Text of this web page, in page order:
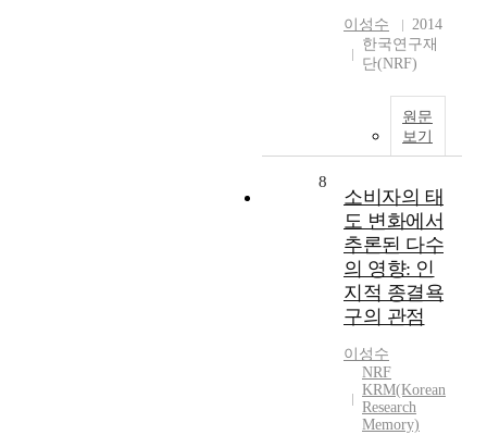
이성수
2014
한국연구재
단(NRF)
원문
보기
8
소비자의 태
도 변화에서
추론된 다수
의 영향: 인
지적 종결욕
구의 관점
이성수
NRF
KRM(Korean
Research
Memory)